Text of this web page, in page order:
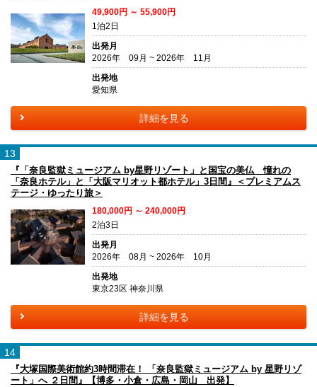
49,900円 ～ 55,900円
1泊2日
出発月
2026年 09月 ~ 2026年 11月
出発地
愛知県
詳細を見る
13
『「奈良監獄ミュージアム by星野リゾート」と国宝の美仏 憧れの
「奈良ホテル」と「大阪マリオット都ホテル」3日間』＜プレミアムス
テージ・ゆったり旅＞
180,000円 ～ 240,000円
2泊3日
出発月
2026年 08月 ~ 2026年 10月
出発地
東京23区 神奈川県
詳細を見る
14
『大塚国際美術館約3時間滞在！ 「奈良監獄ミュージアム by 星野リゾ
ート」へ ２日間』【博多・小倉・広島・岡山 出発】